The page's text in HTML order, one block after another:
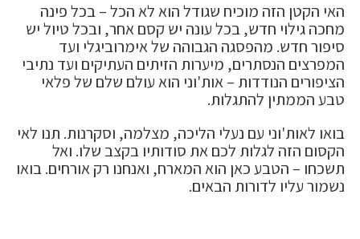
האי הקטן הזה מוכיח שגודל הוא לא הכל – בכל פינה
מחכה גילוי חדש, בכל עונה יש קסם אחר, ובכל טיול יש
סיפור חדש. מהפסגה הגבוהה של אימרוביגלי ועד
המפרצים הנסתרים, מיערות הזיתים העתיקים ועד נתיבי
הציפורים הנודדות – אות'וני הוא עולם שלם של פלאי
טבע הממתין להתגלות.
בואו לאות'וני עם נעלי הליכה, מצלמה, וסקרנות. תנו לאי
הקסום הזה לגלות לכם את סודותיו בקצב שלו. ואל
תשכחו – הטבע כאן הוא המארח, ואנחנו רק אורחים. בואו
נשמור עליו לדורות הבאים.